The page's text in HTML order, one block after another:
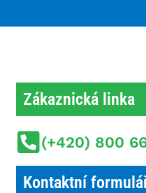
Zákaznická linka
(+420) 800
Kontaktní